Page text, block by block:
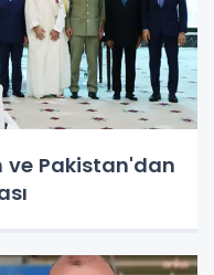
ve Pakistan'dan